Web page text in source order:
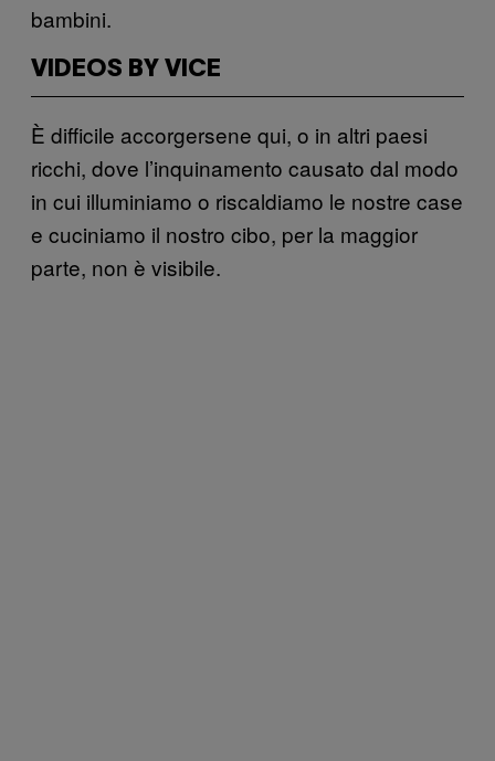
bambini.
VIDEOS BY VICE
È difficile accorgersene qui, o in altri paesi
ricchi, dove l’inquinamento causato dal modo
in cui illuminiamo o riscaldiamo le nostre case
e cuciniamo il nostro cibo, per la maggior
parte, non è visibile.